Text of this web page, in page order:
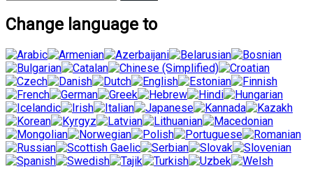
Change language to